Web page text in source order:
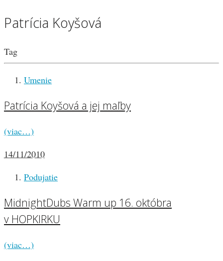
Patrícia Koyšová
Tag
Umenie
Patrícia Koyšová a jej maľby
(viac…)
14/11/2010
Podujatie
MidnightDubs Warm up 16. októbra
v HOPKIRKU
(viac…)